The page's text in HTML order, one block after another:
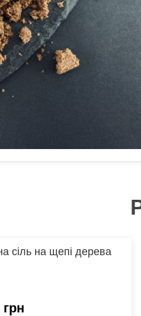
сіль на щепі дерева